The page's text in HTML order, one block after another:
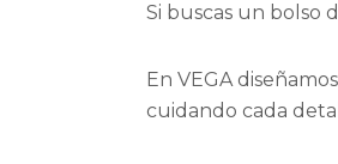
Si buscas un bolso
En VEGA
cuidando cada